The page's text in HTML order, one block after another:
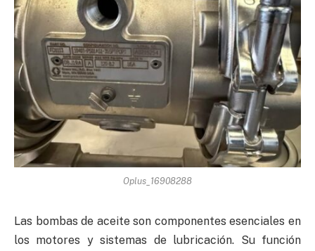
Oplus_16908288
Las bombas de aceite son componentes esenciales en
los motores y sistemas de lubricación. Su función